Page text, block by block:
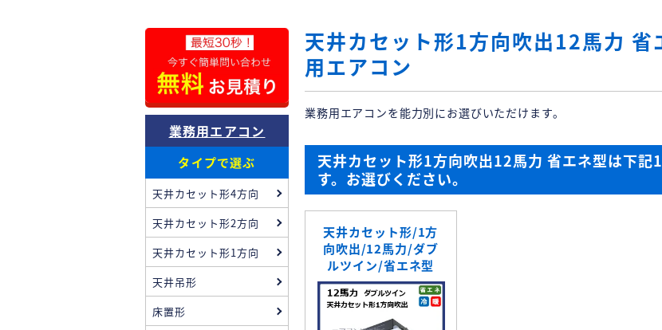
天井カセット形1方向吹出12馬力 省
用エアコン
業務用エアコンを能力別にお選びいただけます。
天井カセット形1方向吹出12馬力 省エネ型は下記
す。お選びください。
天井カセット形/1方
向吹出/12馬力/ダブ
ルツイン/省エネ型
業務用エアコン
タイプで選ぶ
天井カセット形4方向
天井カセット形2方向
天井カセット形1方向
天井吊形
床置形